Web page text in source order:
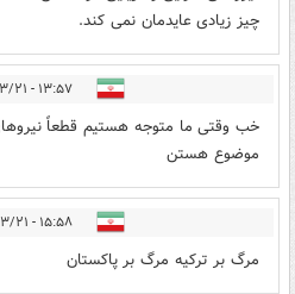
چیز زیادی عایدمان نمی کند.
۱۳:۵۷ - ۱۴۰۵/۰۳/۲۱
خب وقتی ما متوجه هستیم قطعاً
موضوع هستن
۱۵:۵۸ - ۱۴۰۵/۰۳/۲۱
مرگ بر ترکیه مرگ بر پاکستان